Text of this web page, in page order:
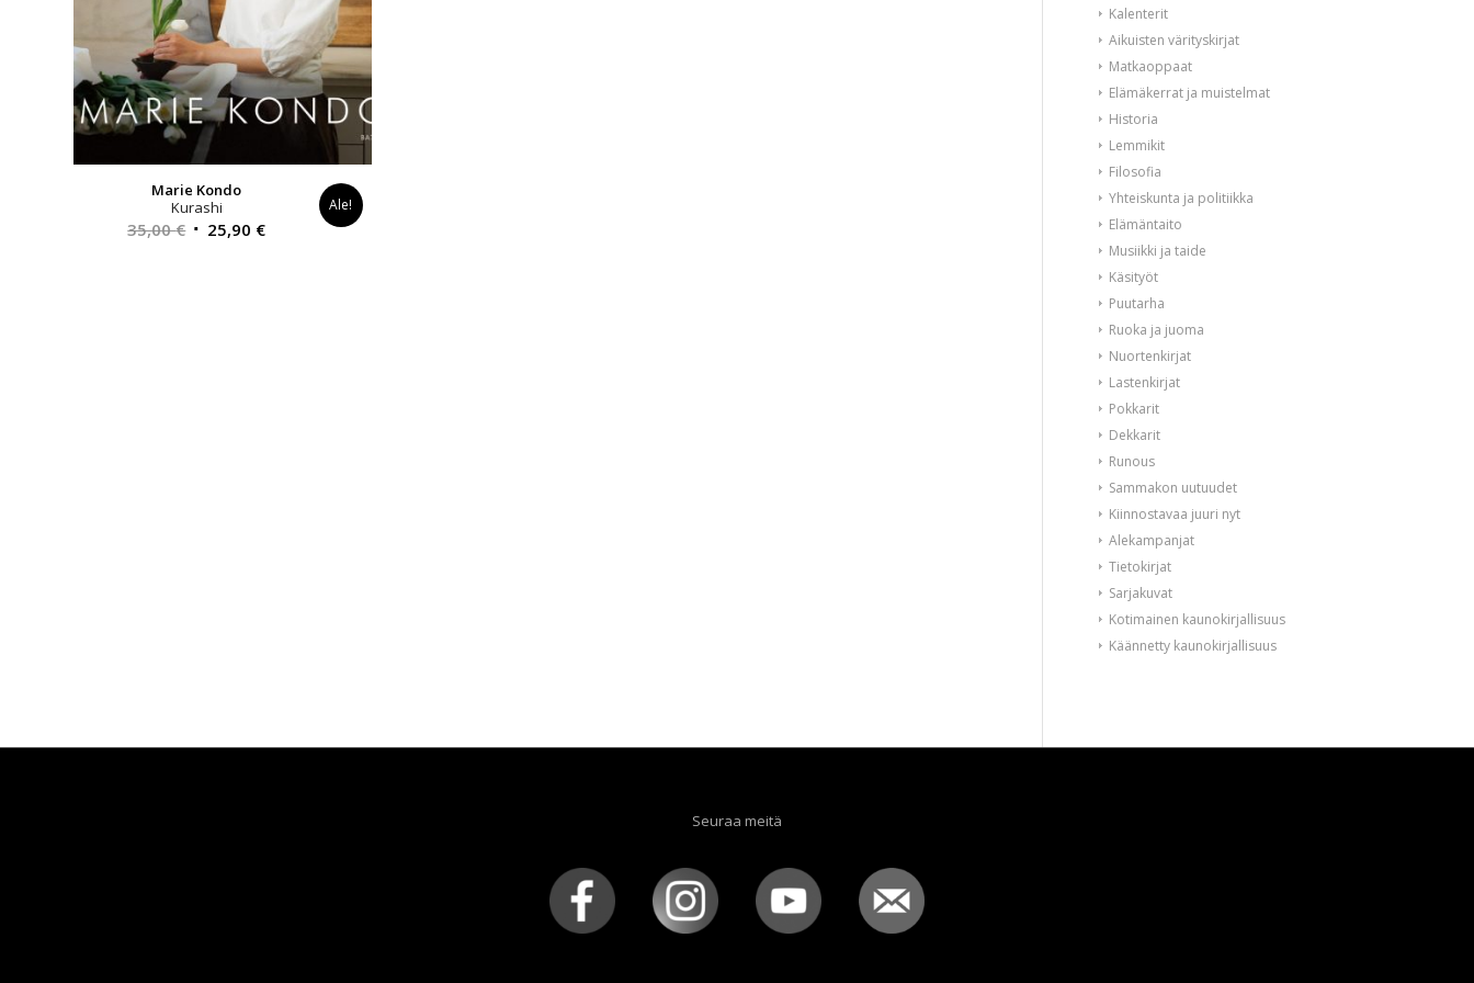
Marie Kondo
Kurashi
35,00€ Alkuperäinen
25,90 €Nykyinen
Ale!
Kalenterit
Aikuisten värityskirjat
Matkaoppaat
Elämäkerrat ja muistelmat
Historia
Lemmikit
Filosofia
Yhteiskunta ja politiikka
Elämäntaito
Musiikki ja taide
Käsityöt
Puutarha
Ruoka ja juoma
Nuortenkirjat
Lastenkirjat
Pokkarit
Dekkarit
Runous
Sammakon uutuudet
Kiinnostavaa juuri nyt
Alekampanjat
Tietokirjat
Sarjakuvat
Kotimainen kaunokirjallisuus
Käännetty kaunokirjallisuus
Seuraa meitä